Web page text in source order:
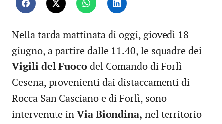
Nella tarda mattinata di oggi, giovedì 18
giugno, a partire dalle 11.40, le squadre dei
Vigili del Fuoco del Comando di Forlì-
Cesena, provenienti dai distaccamenti di
Rocca San Casciano e di Forlì, sono
intervenute in Via Biondina, nel territorio